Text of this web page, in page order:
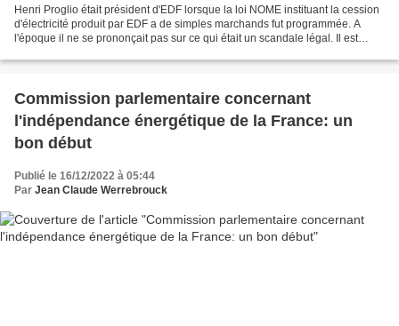
Henri Proglio était président d'EDF lorsque la loi NOME instituant la cession
d'électricité produit par EDF a de simples marchands fut programmée. A
l'époque il ne se prononçait pas sur ce qui était un scandale légal. Il est
Commission parlementaire concernant
l'indépendance énergétique de la France: un
bon début
Publié le 16/12/2022 à 05:44
Par Jean Claude Werrebrouck